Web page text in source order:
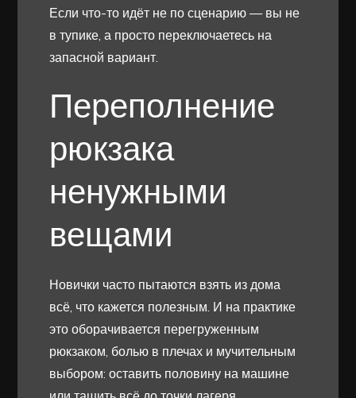
Если что-то идёт не по сценарию — вы не
в тупике, а просто переключаетесь на
запасной вариант.
Переполнение
рюкзака
ненужными
вещами
Новички часто пытаются взять из дома
всё, что кажется полезным. И на практике
это оборачивается перегруженным
рюкзаком, болью в плечах и мучительным
выбором: оставить половину на машине